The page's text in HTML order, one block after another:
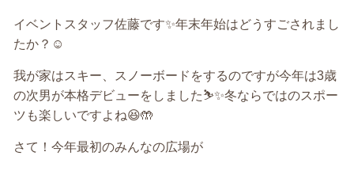
イベントスタッフ佐藤です✨年末年始はどうすごされまし
たか？ ☺️
我が家はスキー、スノーボードをするのですが今年は3歳
の次男が本格デビューをしました⛷✨冬ならではのスポー
ツも楽しいですよね😆🤲
さて！ 今年最初のみんなの広場が